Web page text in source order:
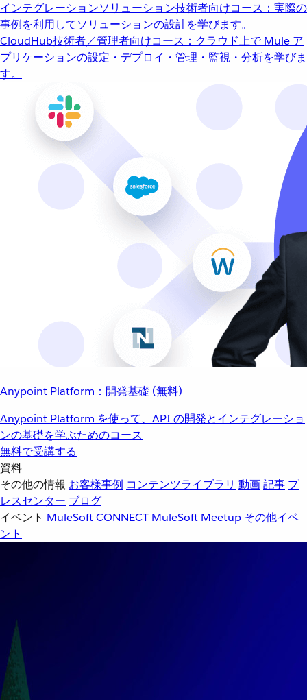
インテグレーションソリューション技術者向けコース：実際の
事例を利用してソリューションの設計を学びます。
CloudHub技術者／管理者向けコース：クラウド上で Mule ア
プリケーションの設定・デプロイ・管理・監視・分析を学びま
す。
Anypoint Platform：開発基礎 (無料)
Anypoint Platform を使って、API の開発とインテグレーショ
ンの基礎を学ぶためのコース
無料で受講する
資料
その他の情報 お客様事例 コンテンツライブラリ 動画記事 プ
レスセンター ブログ
イベント MuleSoft CONNECT MuleSoft Meetup その他イベ
ント